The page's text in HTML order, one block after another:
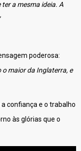
ter a mesma ideia. A
poderosa:
o maior da Inglaterra, e
confiança e o trabalho
às glórias que o